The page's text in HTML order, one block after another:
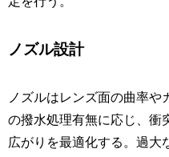
ノズル設計
ノズルはレンズ面の曲率や
の撥水処理有無に応じ、衝
広がりを最適化する。過大